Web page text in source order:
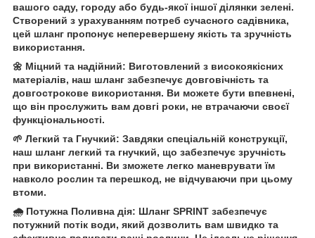
вашого саду, городу або будь-якої іншої ділянки зелені.
Створений з урахуванням потреб сучасного садівника,
цей шланг пропонує неперевершену якість та зручність
використання.
🌼 Міцний та надійний: Виготовлений з високоякісних
матеріалів, наш шланг забезпечує довговічність та
довгострокове використання. Ви можете бути впевнені,
що він прослужить вам довгі роки, не втрачаючи своєї
функціональності.
🌱 Легкий та Гнучкий: Завдяки спеціальній конструкції,
наш шланг легкий та гнучкий, що забезпечує зручність
при використанні. Ви зможете легко маневрувати їм
навколо рослин та перешкод, не відчуваючи при цьому
втоми.
🌧️ Потужна Поливна дія: Шланг SPRINT забезпечує
потужний потік води, який дозволить вам швидко та